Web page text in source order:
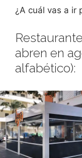
¿A cuál vas a ir
abren en
alfabético):